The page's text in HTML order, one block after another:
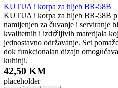
KUTIJA i korpa za hljeb BR-58B
KUTIJA i korpa za hljeb BR-58B
namijenjen za čuvanje i serviranje
kvalitetnih i izdržljivih materijala
jednostavno održavanje. Set
dok funkcionalan dizajn
kuhinji.
42,50 KM
placeholder